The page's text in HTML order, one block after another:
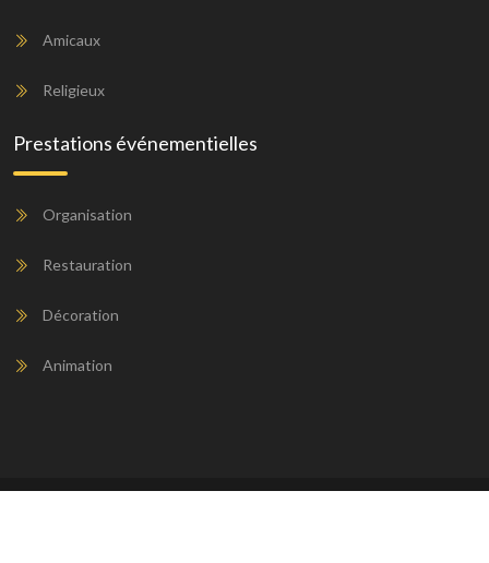
Amicaux
Religieux
Prestations événementielles
Organisation
Restauration
Décoration
Animation